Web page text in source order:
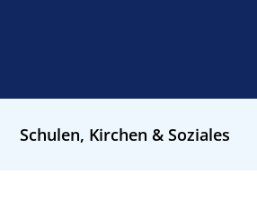
Schulen, Kirchen & Soziales